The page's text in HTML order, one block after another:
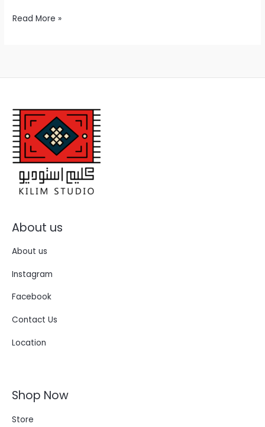
جاهز
Read More »
About us
About us
Instagram
Facebook
Contact Us
Location
Shop Now
Store